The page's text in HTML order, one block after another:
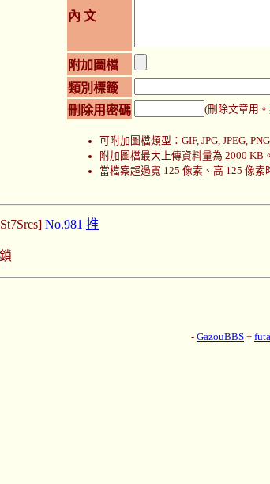
內 文
附加圖檔
類別標籤
刪除用密碼 (刪除文章用
可附加圖檔類型：GIF, JPG, JPEG,
附加圖檔最大上傳資料量為 2000 KB
當檔案超過寬 125 像素、高 125 像
No.981 推
- GazouBBS +